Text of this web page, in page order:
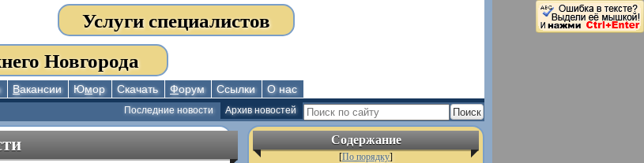
Услуги специалистов
Новгорода
Вакансии Юмор Скачать Форум Ссылки О нас
Архив новостей
Последние новости
Содержание
[По порядку]